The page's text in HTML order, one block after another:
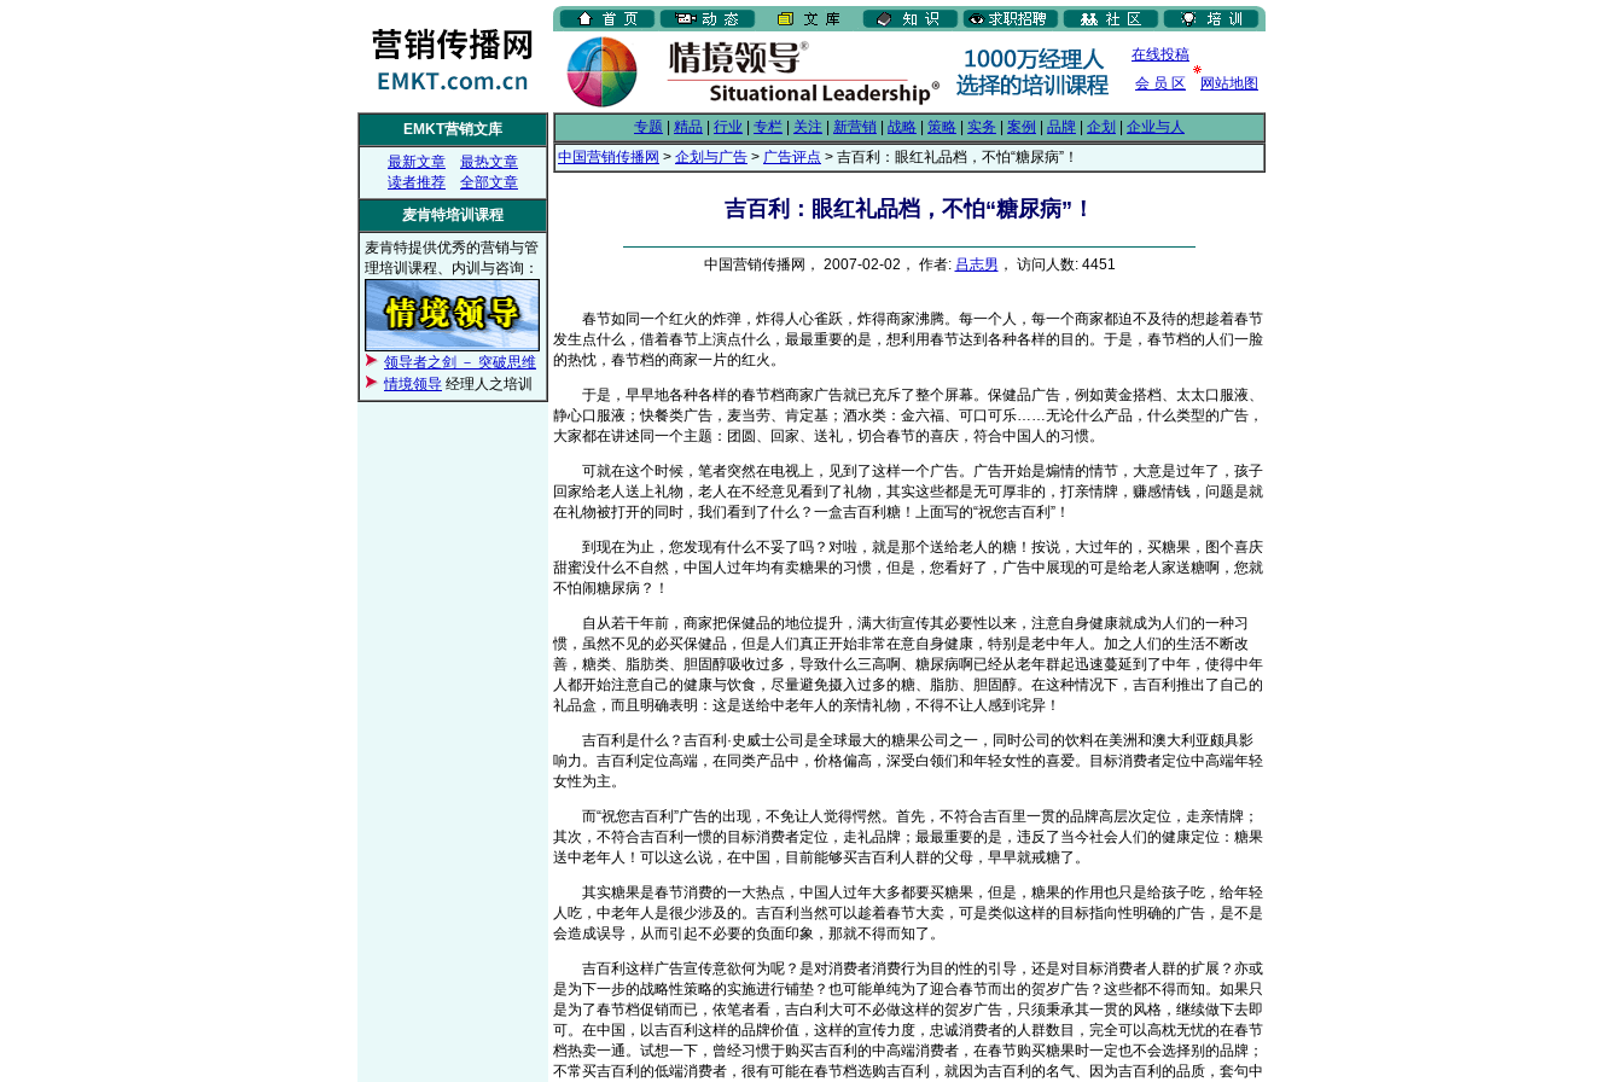
在线投稿
会 员 区
网站地图
EMKT营销文库
最新文章
最热文章
读者推荐
全部文章
麦肯特培训课程
麦肯特提供优秀的营销与管
理培训课程、内训与咨询：
领导者之剑 － 突破思维
情境领导 经理人之培训
专题 精品 行业 专栏 关注 新营销 战略 策略 实务 案例 品牌 企划
企业与人
中国营销传播网 > 企划与广告 > 广告评点 > 吉百利：眼红礼品档，不怕“糖尿病”！
吉百利：眼红礼品档，不怕“糖尿病”！
中国营销传播网， 2007-02-02， 作者: 吕志男 ， 访问人数: 4451
春节如同一个红火的炸弹，炸得人心雀跃，炸得商家沸腾。每一个人，每一个商家都迫不及待的想趁着春节
发生点什么，借着春节上演点什么，最最重要的是，想利用春节达到各种各样的目的。于是，春节档的人们一脸
的热忱，春节档的商家一片的红火。
于是，早早地各种各样的春节档商家广告就已充斥了整个屏幕。保健品广告，例如黄金搭档、太太口服液、
静心口服液；快餐类广告，麦当劳、肯定基；酒水类：金六福、可口可乐……无论什么产品，什么类型的广告，
大家都在讲述同一个主题：团圆、回家、送礼，切合春节的喜庆，符合中国人的习惯。
可就在这个时候，笔者突然在电视上，见到了这样一个广告。广告开始是煽情的情节，大意是过年了，孩子
回家给老人送上礼物，老人在不经意见看到了礼物，其实这些都是无可厚非的，打亲情牌，赚感情钱，问题是就
在礼物被打开的同时，我们看到了什么？一盒吉百利糖！上面写的“祝您吉百利”！
到现在为止，您发现有什么不妥了吗？对啦，就是那个送给老人的糖！按说，大过年的，买糖果，图个喜庆
甜蜜没什么不自然，中国人过年均有卖糖果的习惯，但是，您看好了，广告中展现的可是给老人家送糖啊，您就
不怕闹糖尿病？！
自从若干年前，商家把保健品的地位提升，满大街宣传其必要性以来，注意自身健康就成为人们的一种习
惯，虽然不见的必买保健品，但是人们真正开始非常在意自身健康，特别是老中年人。加之人们的生活不断改
善，糖类、脂肪类、胆固醇吸收过多，导致什么三高啊、糖尿病啊已经从老年群起迅速蔓延到了中年，使得中年
人都开始注意自己的健康与饮食，尽量避免摄入过多的糖、脂肪、胆固醇。在这种情况下，吉百利推出了自己的
礼品盒，而且明确表明：这是送给中老年人的亲情礼物，不得不让人感到诧异！
吉百利是什么？吉百利·史威士公司是全球最大的糖果公司之一，同时公司的饮料在美洲和澳大利亚颇具影
响力。吉百利定位高端，在同类产品中，价格偏高，深受白领们和年轻女性的喜爱。目标消费者定位中高端年轻
女性为主。
而“祝您吉百利”广告的出现，不免让人觉得愕然。首先，不符合吉百里一贯的品牌高层次定位，走亲情牌；
其次，不符合吉百利一惯的目标消费者定位，走礼品牌；最最重要的是，违反了当今社会人们的健康定位：糖果
送中老年人！可以这么说，在中国，目前能够买吉百利人群的父母，早早就戒糖了。
其实糖果是春节消费的一大热点，中国人过年大多都要买糖果，但是，糖果的作用也只是给孩子吃，给年轻
人吃，中老年人是很少涉及的。吉百利当然可以趁着春节大卖，可是类似这样的目标指向性明确的广告，是不是
会造成误导，从而引起不必要的负面印象，那就不得而知了。
吉百利这样广告宣传意欲何为呢？是对消费者消费行为目的性的引导，还是对目标消费者人群的扩展？亦或
是为下一步的战略性策略的实施进行铺垫？也可能单纯为了迎合春节而出的贺岁广告？这些都不得而知。如果只
是为了春节档促销而已，依笔者看，吉白利大可不必做这样的贺岁广告，只须秉承其一贯的风格，继续做下去即
可。在中国，以吉百利这样的品牌价值，这样的宣传力度，忠诚消费者的人群数目，完全可以高枕无忧的在春节
档热卖一通。试想一下，曾经习惯于购买吉百利的中高端消费者，在春节购买糖果时一定也不会选择别的品牌；
不常买吉百利的低端消费者，很有可能在春节档选购吉百利，就因为吉百利的名气、因为吉百利的品质，套句中